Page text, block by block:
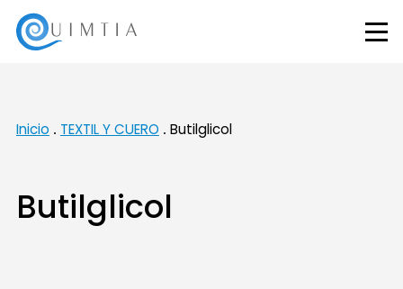
Inicio TEXTIL Y CUERO Butilglicol
Butilglicol